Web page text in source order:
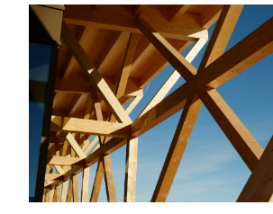
ontwerp, berekeningen en
eventueel de vergunning